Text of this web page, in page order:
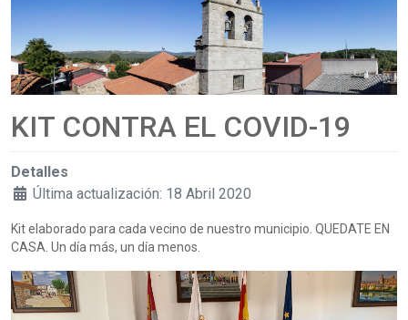
KIT CONTRA EL COVID-19
Detalles
Última actualización: 18 Abril 2020
Kit elaborado para cada vecino de nuestro municipio. QUEDATE EN
CASA. Un día más, un día menos.